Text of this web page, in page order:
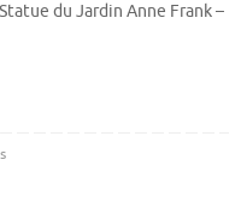
du Jardin Anne Frank –